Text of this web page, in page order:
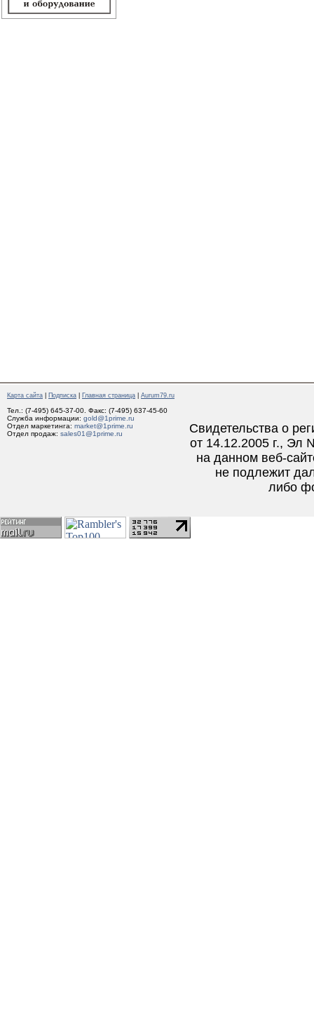
Карта сайта Подписка Главная страница Aurum79.ru
Тел.: (7-495) 645-37-00. Факс: (7-495) 637-45-60
Служба информации: gold@1prime ru
Отдел маркетинга: market@1prime ru
Отдел продаж: sales01@1prime ru
Свидетельства о
от 14.12.2005 г., Эл
на данном веб-
не подлежит
либо